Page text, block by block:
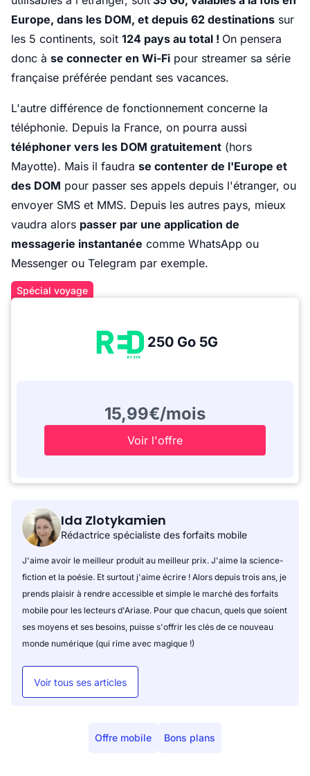
Europe, dans les DOM, et depuis 62 destinations sur
les 5 continents, soit 124 pays au total ! On pensera
donc à se connecter en Wi-Fi pour streamer sa série
française préférée pendant ses vacances.
L'autre différence de fonctionnement concerne la
téléphonie. Depuis la France, on pourra aussi
téléphoner vers les DOM gratuitement (hors
Mayotte). Mais il faudra se contenter de l'Europe et
des DOM pour passer ses appels depuis l'étranger, ou
envoyer SMS et MMS. Depuis les autres pays, mieux
vaudra alors passer par une application de
messagerie instantanée comme WhatsApp ou
Messenger ou Telegram par exemple.
Spécial voyage
250 Go 5G
15,99€/mois
Voir l'offre
Ida Zlotykamien
Rédactrice spécialiste des forfaits mobile
J'aime avoir le meilleur produit au meilleur prix. J'aime la science-
fiction et la poésie. Et surtout j'aime écrire ! Alors depuis trois ans, je
prends plaisir à rendre accessible et simple le marché des forfaits
mobile pour les lecteurs d'Ariase. Pour que chacun, quels que soient
ses moyens et ses besoins, puisse s'offrir les clés de ce nouveau
monde numérique (qui rime avec magique !)
Voir tous ses articles
Offre mobile Bons plans